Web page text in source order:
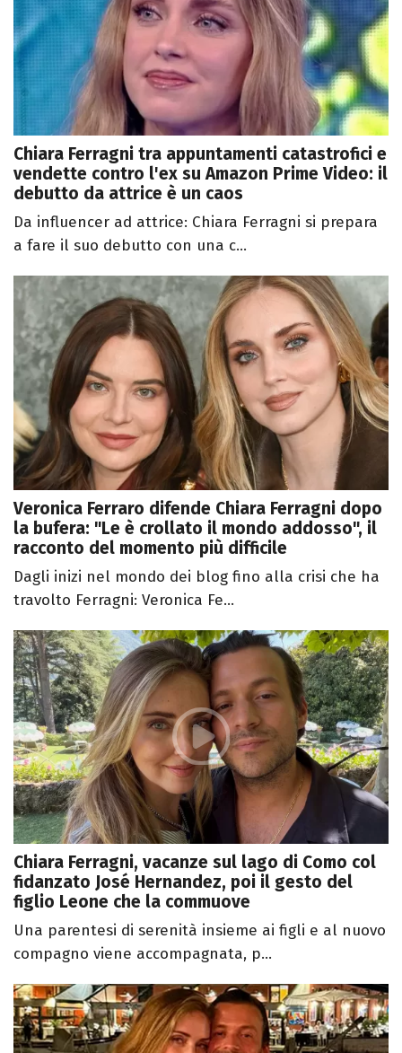
Chiara Ferragni tra appuntamenti catastrofici e
vendette contro l'ex su Amazon Prime Video: il
debutto da attrice è un caos
Da influencer ad attrice: Chiara Ferragni si prepara
a fare il suo debutto con una c...
Veronica Ferraro difende Chiara Ferragni dopo
la bufera: "Le è crollato il mondo addosso", il
racconto del momento più difficile
Dagli inizi nel mondo dei blog fino alla crisi che ha
travolto Ferragni: Veronica Fe...
Chiara Ferragni, vacanze sul lago di Como col
fidanzato José Hernandez, poi il gesto del
figlio Leone che la commuove
Una parentesi di serenità insieme ai figli e al nuovo
compagno viene accompagnata, p...